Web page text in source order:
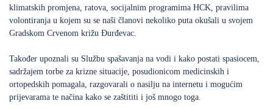
klimatskih promjena, ratova, socijalnim programima HCK, pravilima
volontiranja u kojem su se naši članovi nekoliko puta okušali u svojem
Gradskom Crvenom križu Đurđevac.
Također upoznali su Službu spašavanja na vodi i kako postati spasiocem,
sadržajem torbe za krizne situacije, posudionicom medicinskih i
ortopedskih pomagala, razgovarali o nasilju na internetu i mogućim
prijevarama te načina kako se zaštititi i još mnogo toga.